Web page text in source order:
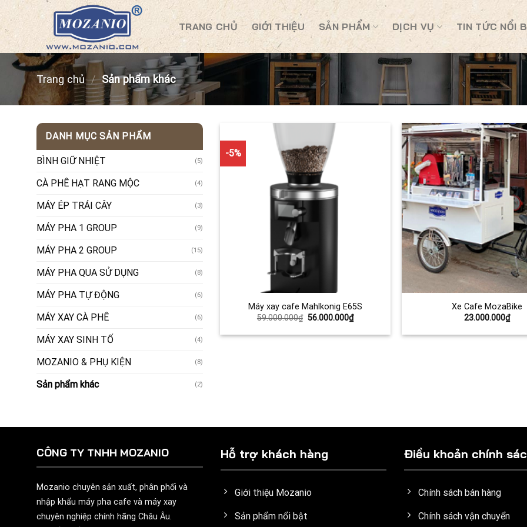
content
TRANG CHỦ GIỚI THIỆU SẢN PHẨM DỊCH VỤ TIN TỨC NỔI
Trang chủ / Sản phẩm khác
DANH MỤC SẢN PHẨM
BÌNH GIỮ NHIỆT (5)
CÀ PHÊ HẠT RANG MỘC (4)
MÁY ÉP TRÁI CÂY (3)
MÁY PHA 1 GROUP (9)
MÁY PHA 2 GROUP (15)
MÁY PHA QUA SỬ DỤNG (8)
MÁY PHA TỰ ĐỘNG (6)
MÁY XAY CÀ PHÊ (6)
MÁY XAY SINH TỐ (4)
MOZANIO & PHỤ KIỆN (8)
Sản phẩm khác (2)
-5%
Máy xay cafe Mahlkonig E65S
59.000.000₫ Giá
là:
56.000.000₫Giá
hiện
tại
Xe Cafe MozaBike
23.000.000₫
CÔNG TY TNHH MOZANIO
Mozanio chuyên sản xuất, phân phối và
nhập khẩu máy pha cafe và máy xay
chuyên nghiệp chính hãng Châu Âu.
Hỗ trợ khách hàng
Giới thiệu Mozanio
Sản phẩm nổi bật
Điều khoản chính
Chính sách bán hàng
Chính sách vận chuyển